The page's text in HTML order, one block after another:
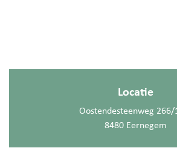
Locatie
Oostendesteenweg 266/
8480 Eernegem